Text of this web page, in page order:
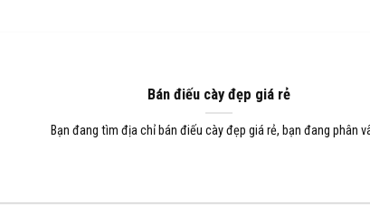
Bán điếu cày đẹp giá rẻ
Bạn đang tìm địa chỉ bán điếu cày đẹp giá rẻ, bạn đang phân